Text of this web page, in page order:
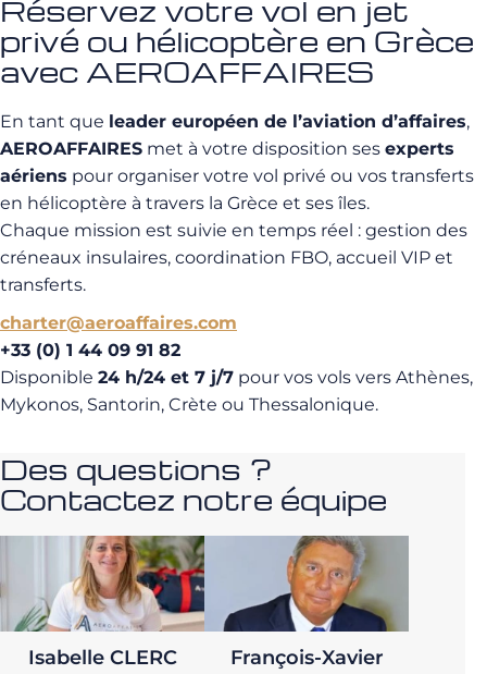
Réservez votre vol en jet
privé ou hélicoptère en Grèce
avec AEROAFFAIRES
En tant que leader européen de l’aviation d’affaires,
AEROAFFAIRES met à votre disposition ses experts
aériens pour organiser votre vol privé ou vos transferts
en hélicoptère à travers la Grèce et ses îles.
Chaque mission est suivie en temps réel : gestion des
créneaux insulaires, coordination FBO, accueil VIP et
transferts.
charter@aeroaffaires.com
+33 (0) 1 44 09 91 82
Disponible 24 h/24 et 7 j/7 pour vos vols vers Athènes,
Mykonos, Santorin, Crète ou Thessalonique.
Des questions ?
Contactez notre équipe
Isabelle CLERC
François-Xavier